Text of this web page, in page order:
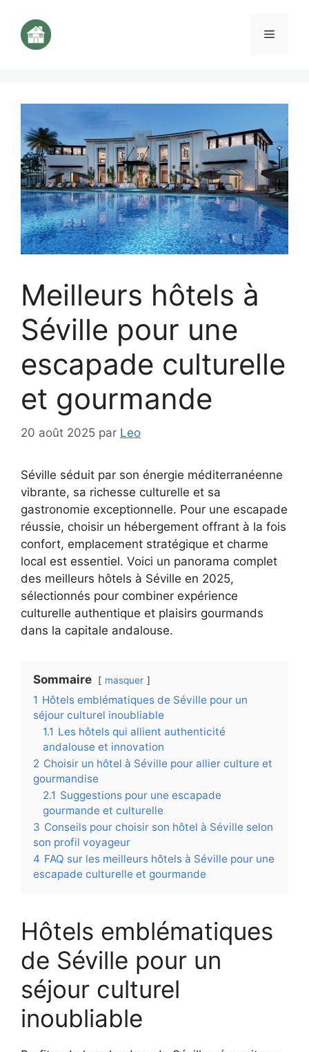
contenu
Menu
Meilleurs hôtels à
Séville pour une
escapade culturelle
et gourmande
20 août 2025 par Leo
Séville séduit par son énergie méditerranéenne
vibrante, sa richesse culturelle et sa
gastronomie exceptionnelle. Pour une escapade
réussie, choisir un hébergement offrant à la fois
confort, emplacement stratégique et charme
local est essentiel. Voici un panorama complet
des meilleurs hôtels à Séville en 2025,
sélectionnés pour combiner expérience
culturelle authentique et plaisirs gourmands
dans la capitale andalouse.
Sommaire masquer
1 Hôtels emblématiques de Séville pour un
séjour culturel inoubliable
1.1 Les hôtels qui allient authenticité
andalouse et innovation
2 Choisir un hôtel à Séville pour allier culture et
gourmandise
2.1 Suggestions pour une escapade
gourmande et culturelle
3 Conseils pour choisir son hôtel à Séville selon
son profil voyageur
4 FAQ sur les meilleurs hôtels à Séville pour une
escapade culturelle et gourmande
Hôtels emblématiques
de Séville pour un
séjour culturel
inoubliable